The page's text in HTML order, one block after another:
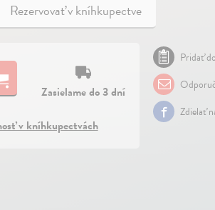
Rezervovať v kníhkupectve
Zasielame do 3 dní
v kníhkupectvách
Pridať
Zdielať